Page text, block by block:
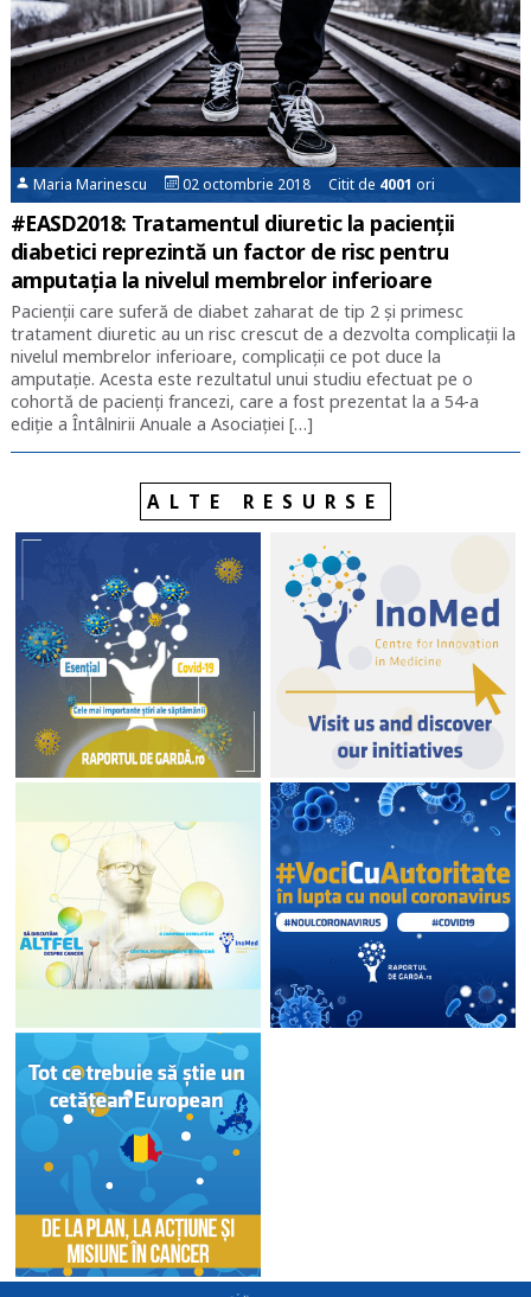
Maria Marinescu 02 octombrie 2018 Citit de 4001 ori
#EASD2018: Tratamentul diuretic la pacienții
diabetici reprezintă un factor de risc pentru
amputația la nivelul membrelor inferioare
Pacienții care suferă de diabet zaharat de tip 2 și primesc
tratament diuretic au un risc crescut de a dezvolta complicații la
nivelul membrelor inferioare, complicații ce pot duce la
amputație. Acesta este rezultatul unui studiu efectuat pe o
cohortă de pacienți francezi, care a fost prezentat la a 54-a
ediție a Întâlnirii Anuale a Asociației […]
ALTE RESURSE